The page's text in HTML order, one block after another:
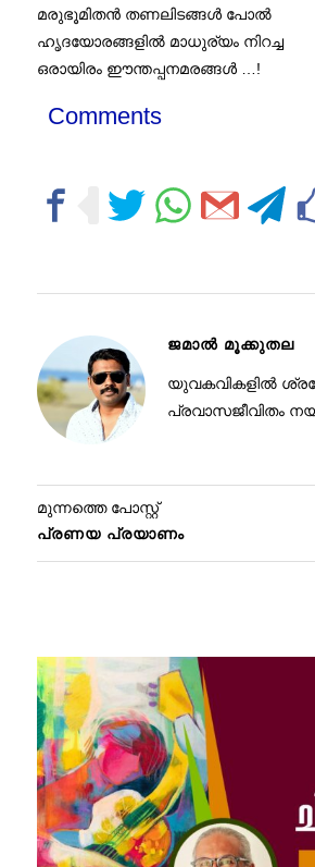
മരുഭൂമിതന്‍ തണലിടങ്ങള്‍ പോല്‍
ഹൃദയോരങ്ങളില്‍ മാധുര്യം നിറച്ച
ഒരായിരം ഈന്തപ്പനമരങ്ങള്‍ …!
Comments
ജമാൽ മൂക്കുതല
യുവകവികളിൽ
പ്രവാസജീവിതം
മുന്നത്തെ പോസ്റ്റ്
പ്രണയ പ്രയാണം